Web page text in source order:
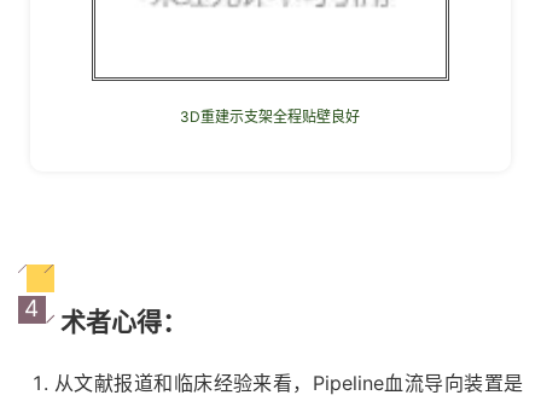
3D重建示支架全程贴壁良好
4 术者心得：
从文献报道和临床经验来看，Pipeline血流导向装置是